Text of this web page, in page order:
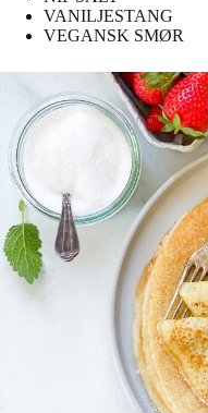
VANILJESTANG
VEGANSK SMØR